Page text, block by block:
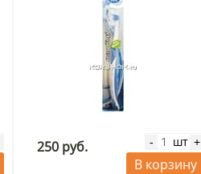
250 руб. - шт +
В корзину